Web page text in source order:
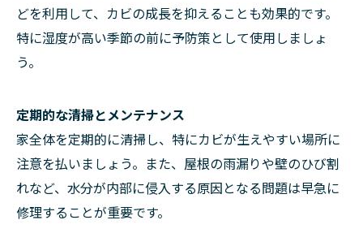
どを利用して、カビの成長を抑えることも効果的です。
特に湿度が高い季節の前に予防策として使用しましょ
う。
定期的な清掃とメンテナンス
家全体を定期的に清掃し、特にカビが生えやすい場所に
注意を払いましょう。また、屋根の雨漏りや壁のひび割
れなど、水分が内部に侵入する原因となる問題は早急に
修理することが重要です。